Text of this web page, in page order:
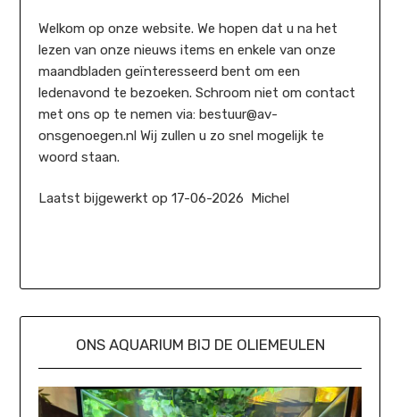
Welkom op onze website. We hopen dat u na het
lezen van onze nieuws items en enkele van onze
maandbladen geïnteresseerd bent om een
ledenavond te bezoeken. Schroom niet om contact
met ons op te nemen via: bestuur@av-
onsgenoegen.nl Wij zullen u zo snel mogelijk te
woord staan.
Laatst bijgewerkt op 17-06-2026 Michel
ONS AQUARIUM BIJ DE OLIEMEULEN